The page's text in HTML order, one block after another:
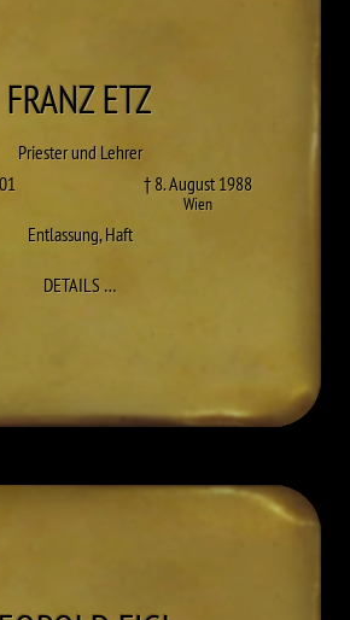
FRANZETZ
Priester und Lehrer
† 8. August 1988
Wien
Entlassung,Haft
DETAILS…ZU FRANZ ETZ